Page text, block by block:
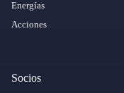
Energías
Acciones
Socios